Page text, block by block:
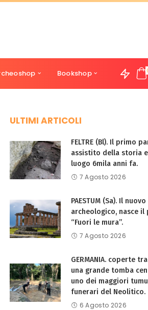
Bookshop
ULTIMI ARTICOLI
FELTRE (Bl). Il primo
assistito della storia
luogo 6mila anni fa.
7 Agosto 2026
PAESTUM (Sa). Il
archeologico, nasce il
“Fuori le mura”.
7 Agosto 2026
GERMANIA. coperte
una grande tomba
uno dei maggiori
funerari del Neolitico.
6 Agosto 2026